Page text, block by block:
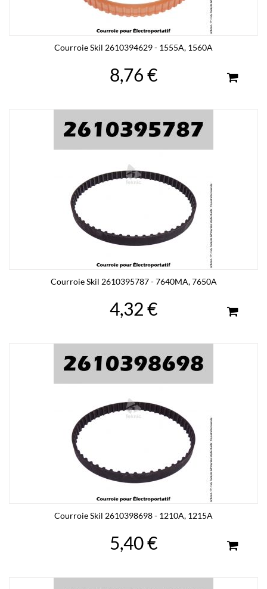
Courroie Skil 2610394629 - 1555A, 1560A
8,76 €
Courroie Skil 2610395787 - 7640MA, 7650A
4,32 €
Courroie Skil 2610398698 - 1210A, 1215A
5,40 €